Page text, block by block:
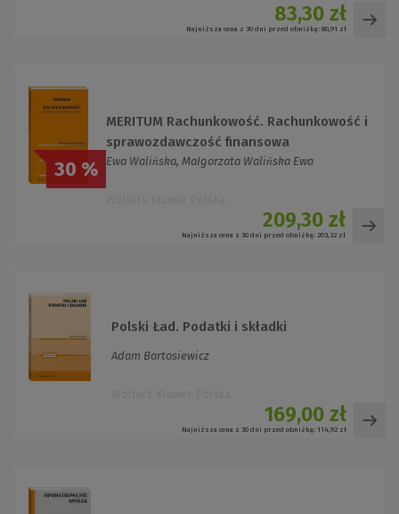
83,30 zł
Najniższa cena z 30 dni przed obniżką: 80,91 zł
30 %
MERITUM Rachunkowość. Rachunkowość i
sprawozdawczość finansowa
Ewa Walińska, Małgorzata Walińska Ewa
209,30 zł
Najniższa cena z 30 dni przed obniżką: 203,32 zł
Polski Ład. Podatki i składki
Adam Bartosiewicz
169,00 zł
Najniższa cena z 30 dni przed obniżką: 114,92 zł